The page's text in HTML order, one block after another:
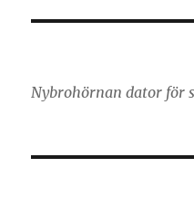
Nybrohörnan dator för